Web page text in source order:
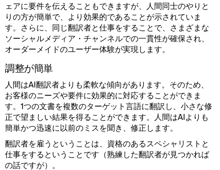
ェアに要件を伝えることもできますが、人間同士のやりと
りの方が簡単で、より効果的であることが示されていま
す。さらに、同じ翻訳者と仕事をすることで、さまざまな
ソーシャルメディア・チャンネルでの一貫性が確保され、
オーダーメイドのユーザー体験が実現します。
調整が簡単
人間はAI翻訳者よりも柔軟な傾向があります。そのため、
お客様のニーズや要件に効果的に対応することができま
す。1つの文書を複数のターゲット言語に翻訳し、小さな修
正で望ましい結果を得ることができます。人間はAIよりも
簡単かつ迅速に以前のミスを聞き、修正します。
翻訳者を雇うということは、資格のあるスペシャリストと
仕事をするということです（熟練した翻訳者が見つかれば
の話ですが）。